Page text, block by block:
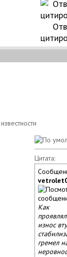
Цитата:
Как
износ
гремел